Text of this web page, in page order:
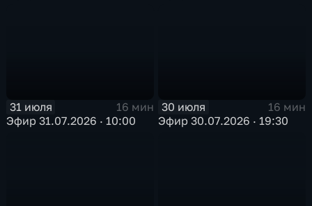
31 июля
16 мин
Эфир 31.07.2026 · 10:00
30 июля
16 мин
Эфир 30.07.2026 · 19:30